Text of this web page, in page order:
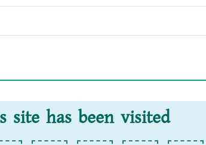
site has been visited